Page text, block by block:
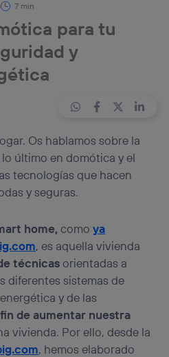
7 min
para tu
y
Os hablamos sobre la
último en domótica y el
tecnologías que hacen
y seguras.
home,comoya
, es aquella vivienda
técnicasorientadas a
diferentes sistemas de
y de las
de aumentar nuestra
vivienda. Por ello, desde la
, hemos elaborado